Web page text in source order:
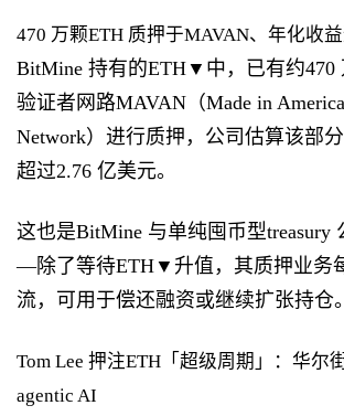
470 万颗ETH 质押于MAVAN、年化收
BitMine 持有的ETH▼中，已有约470
验证者网路MAVAN（Made in
Network）进行质押，公司估算该部
超过2.76 亿美元。
这也是BitMine 与单纯囤币型treasury
—除了等待ETH▼升值，其质押业务
流，可用于偿还融资或继续扩张持仓。
Tom Lee 押注ETH「超级周期」：华尔
agentic AI